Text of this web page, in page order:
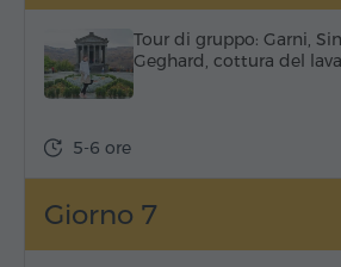
Tour di gruppo: Garni,
Geghard, cottura del
5-6 ore
Giorno 7